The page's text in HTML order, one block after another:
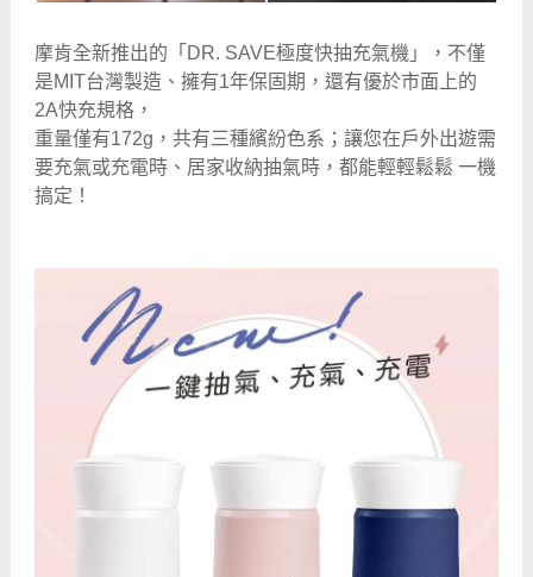
摩肯全新推出的「DR. SAVE極度快抽充氣機」，不僅
是MIT台灣製造、擁有1年保固期，還有優於市面上的
2A快充規格，
重量僅有172g，共有三種繽紛色系；讓您在戶外出遊需
要充氣或充電時、居家收納抽氣時，都能輕輕鬆鬆 一機
搞定！